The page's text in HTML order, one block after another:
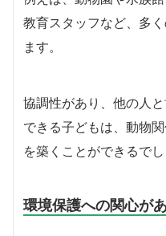
教育スタッフなど、多
ます。
協調性があり、他の人
できる子どもは、動物
を築くことができるでし
環境保護への関心が